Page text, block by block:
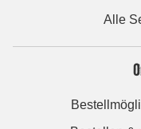
Alle